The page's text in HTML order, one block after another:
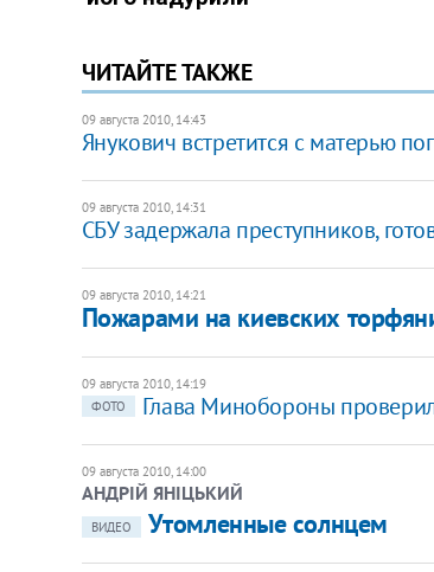
ЧИТАЙТЕ ТАКЖЕ
09 августа 2010, 14:43
Янукович встретится с матерью
09 августа 2010, 14:31
СБУ задержала преступников,
09 августа 2010, 14:21
Пожарами на киевских
09 августа 2010, 14:19
ФОТО
Глава Минобороны
09 августа 2010, 14:00
АНДРІЙ ЯНІЦЬКИЙ
ВИДЕО Утомленные солнцем